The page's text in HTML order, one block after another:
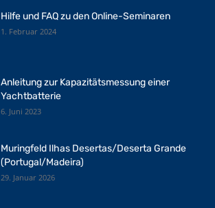
Hilfe und FAQ zu den Online-Seminaren
1. Februar 2024
Anleitung zur Kapazitätsmessung einer
Yachtbatterie
6. Juni 2023
Muringfeld Ilhas Desertas/Deserta Grande
(Portugal/Madeira)
29. Januar 2026